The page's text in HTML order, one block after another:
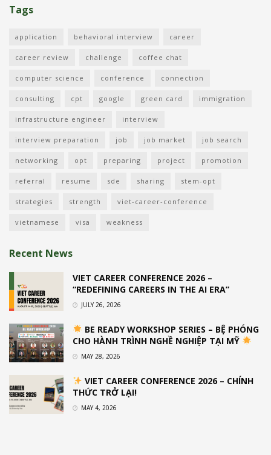
Tags
application behavioral interview career
career review challenge coffee chat
computer science conference connection
consulting cpt google green card immigration
infrastructure engineer interview
interview preparation job job market job search
networking opt preparing project promotion
referral resume sde sharing stem-opt
strategies strength viet-career-conference
vietnamese visa weakness
Recent News
VIET CAREER CONFERENCE 2026 –
“REDEFINING CAREERS IN THE AI ERA”
JULY 26, 2026
BE READY WORKSHOP SERIES – BỆ PHÓNG
CHO HÀNH TRÌNH NGHỀ NGHIỆP TẠI MỸ
MAY 28, 2026
VIET CAREER CONFERENCE 2026 – CHÍNH
THỨC TRỞ LẠI!
MAY 4, 2026